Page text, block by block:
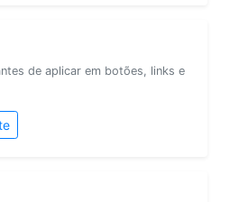
de aplicar em botões, links e